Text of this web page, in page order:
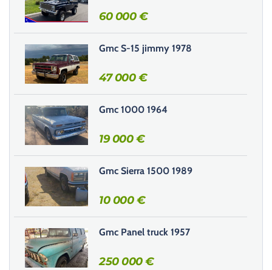
s
e
r
c
e
c
h
a
m
p
v
i
d
e
60 000€
Gmc S-15 jimmy 1978
47 000€
Gmc 1000 1964
19 000€
Gmc Sierra 1500 1989
10 000€
Gmc Panel truck 1957
250 000€